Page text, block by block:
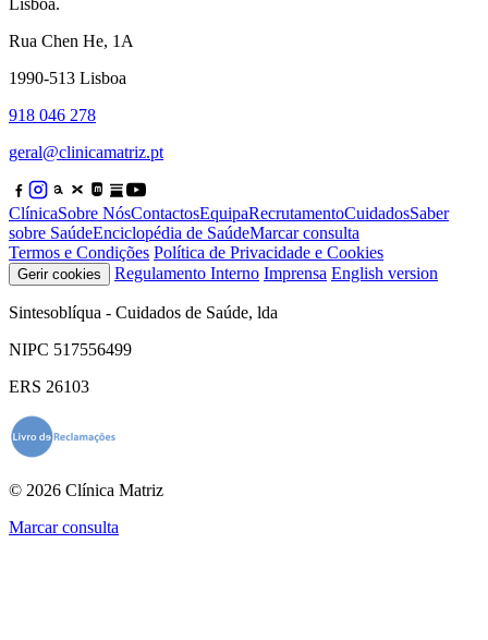
Lisboa.
Rua Chen He, 1A
1990-513 Lisboa
918 046 278
geral@clinicamatriz.pt
ClínicaSobre NósContactosEquipaRecrutamentoCuidadosSaber
sobre SaúdeEnciclopédia de SaúdeMarcar consulta
Termos e Condições Política de Privacidade e Cookies
Gerir cookies Regulamento Interno Imprensa English version
Sintesoblíqua - Cuidados de Saúde, lda
NIPC 517556499
ERS 26103
© 2026 Clínica Matriz
Marcar consulta